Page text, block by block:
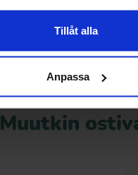
Tillåt alla
Anpassa
Muutkin